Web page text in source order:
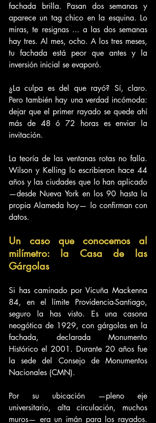
fachada brilla. Pasan dos semanas y
aparece un tag chico en la esquina. Lo
miras, te resignas ... a las dos semanas
hay tres. Al mes, ocho. A los tres meses,
tu fachada está peor que antes y la
inversión inicial se evaporó.
¿La culpa es del que rayó? Sí, claro.
Pero también hay una verdad incómoda:
dejar que el primer rayado se quede ahí
más de 48 ó 72 horas es enviar la
invitación.
La teoría de las ventanas rotas no falla.
Wilson y Kelling lo escribieron hace 44
años y las ciudades que lo han aplicado
—desde Nueva York en los 90 hasta la
propia Alameda hoy— lo confirman con
datos.
Un caso que conocemos al
milímetro: la Casa de las
Gárgolas
Si has caminado por Vicuña Mackenna
84, en el límite Providencia-Santiago,
seguro la has visto. Es una casona
neogótica de 1929, con gárgolas en la
fachada, declarada Monumento
Histórico el 2001. Durante 20 años fue
la sede del Consejo de Monumentos
Nacionales (CMN).
Por su ubicación —pleno eje
universitario, alta circulación, muchos
muros— era un imán para los rayados.